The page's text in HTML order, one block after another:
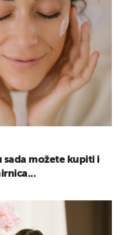
sada možete kupiti i